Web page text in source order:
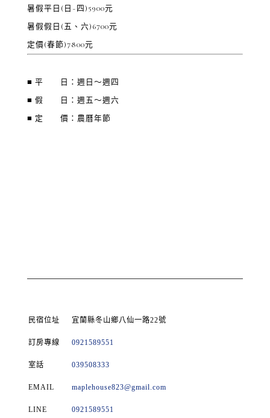
暑假平日(日~四)5900元
暑假假日(五、六)6700元
定價(春節)7800元
■ 平 日：週日～週四
■ 假 日：週五～週六
■ 定 價：農曆年節
民宿位址 宜蘭縣冬山鄉八仙一路22號
訂房專線 0921589551
室話 039508333
EMAIL maplehouse823@gmail.com
LINE 0921589551